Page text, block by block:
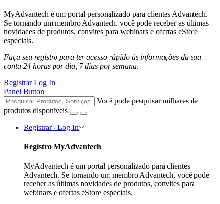
MyAdvantech é um portal personalizado para clientes Advantech.
Se tornando um membro Advantech, você pode receber as últimas
novidades de produtos, convites para webinars e ofertas eStore
especiais.
Faça seu registro para ter acesso rápido às informações da sua
conta 24 horas por dia, 7 dias por semana.
Registrar Log In
Panel Button
Você pode pesquisar milhares de
produtos disponíveis
Registrar / Log In
Registro MyAdvantech
MyAdvantech é um portal personalizado para clientes
Advantech. Se tornando um membro Advantech, você pode
receber as últimas novidades de produtos, convites para
webinars e ofertas eStore especiais.